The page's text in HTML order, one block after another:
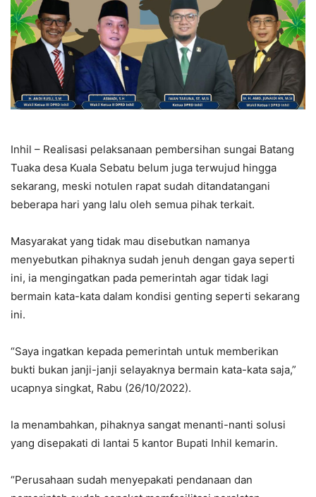
Inhil – Realisasi pelaksanaan pembersihan sungai Batang
Tuaka desa Kuala Sebatu belum juga terwujud hingga
sekarang, meski notulen rapat sudah ditandatangani
beberapa hari yang lalu oleh semua pihak terkait.
Masyarakat yang tidak mau disebutkan namanya
menyebutkan pihaknya sudah jenuh dengan gaya seperti
ini, ia mengingatkan pada pemerintah agar tidak lagi
bermain kata-kata dalam kondisi genting seperti sekarang
ini.
“Saya ingatkan kepada pemerintah untuk memberikan
bukti bukan janji-janji selayaknya bermain kata-kata saja,”
ucapnya singkat, Rabu (26/10/2022).
Ia menambahkan, pihaknya sangat menanti-nanti solusi
yang disepakati di lantai 5 kantor Bupati Inhil kemarin.
“Perusahaan sudah menyepakati pendanaan dan